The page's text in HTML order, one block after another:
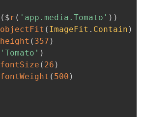
( $r ( 'app.media.Tomato' ) )
objectFit ( ImageFit . Contain )
height ( 357 )
'Tomato' )
fontSize ( 26 )
fontWeight ( 500 )